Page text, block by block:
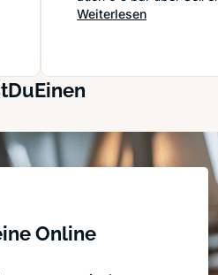
und wie lagern?
Weiterlesen: Für
Online